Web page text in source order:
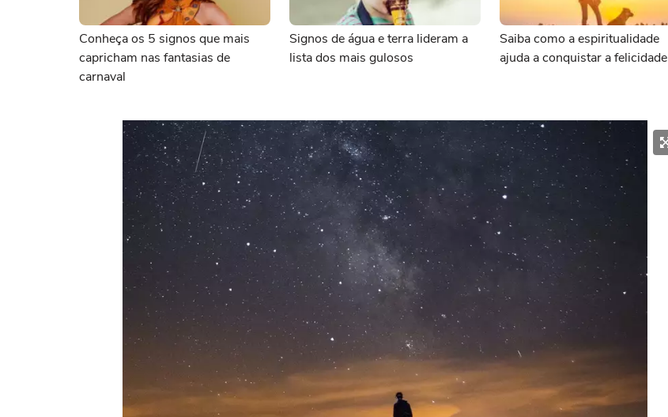
Conheça os 5 signos que mais
capricham nas fantasias de
carnaval
Signos de água e terra lideram a
lista dos mais gulosos
Saiba como a espiritualidade
ajuda a conquistar a felicidade